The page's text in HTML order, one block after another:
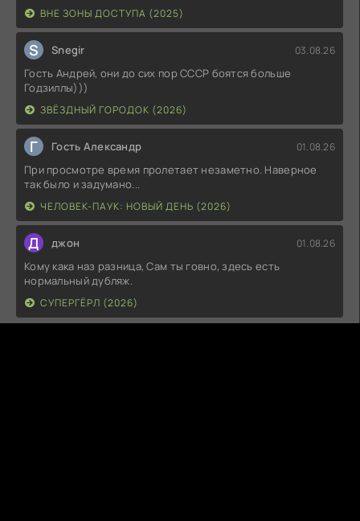
ВНЕ ЗОНЫ ДОСТУПА (2025)
S Snegir 03.08.26
Гость Андрей, они до сих пор СССР боятся больше
Годзиллы)))
ЗВЁЗДНЫЙ ГОРОДОК (2026)
Г Гость Александр 01.08.26
При просмотре время пролетает незаметно. Наверное
так было и задумано...
ЧЕЛОВЕК-ПАУК: НОВЫЙ ДЕНЬ (2026)
Д джон 01.08.26
Кому кака наз разница, Сам ты говно, здесь есть
нормальный дубляж.
СУПЕРГЁРЛ (2026)